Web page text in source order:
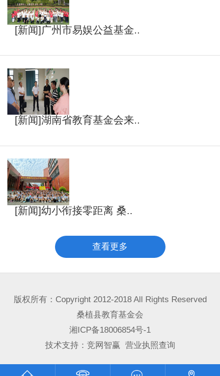
[新闻]广州市易娱公益基金..
[新闻]湖南省教育基金会来..
[新闻]幼小衔接零距离 桑..
查看更多
版权所有：Copyright 2012-2018 All Rights Reserved
桑植县教育基金会
湘ICP备18006854号-1
技术支持： 竞网智赢 营业执照查询